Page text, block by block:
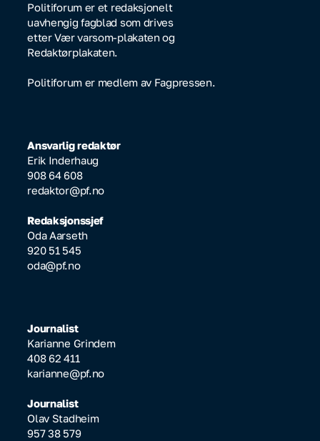
Politiforum er et redaksjonelt
uavhengig fagblad som drives
etter Vær varsom-plakaten og
Redaktørplakaten.
Politiforum er medlem av Fagpressen.
Ansvarlig redaktør
Erik Inderhaug
908 64 608
redaktor@pf.no
Redaksjonssjef
Oda Aarseth
920 51 545
oda@pf.no
Journalist
Karianne Grindem
408 62 411
karianne@pf.no
Journalist
Olav Stadheim
957 38 579